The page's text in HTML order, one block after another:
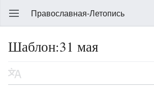
Православная-Летопись
Шаблон:31 мая